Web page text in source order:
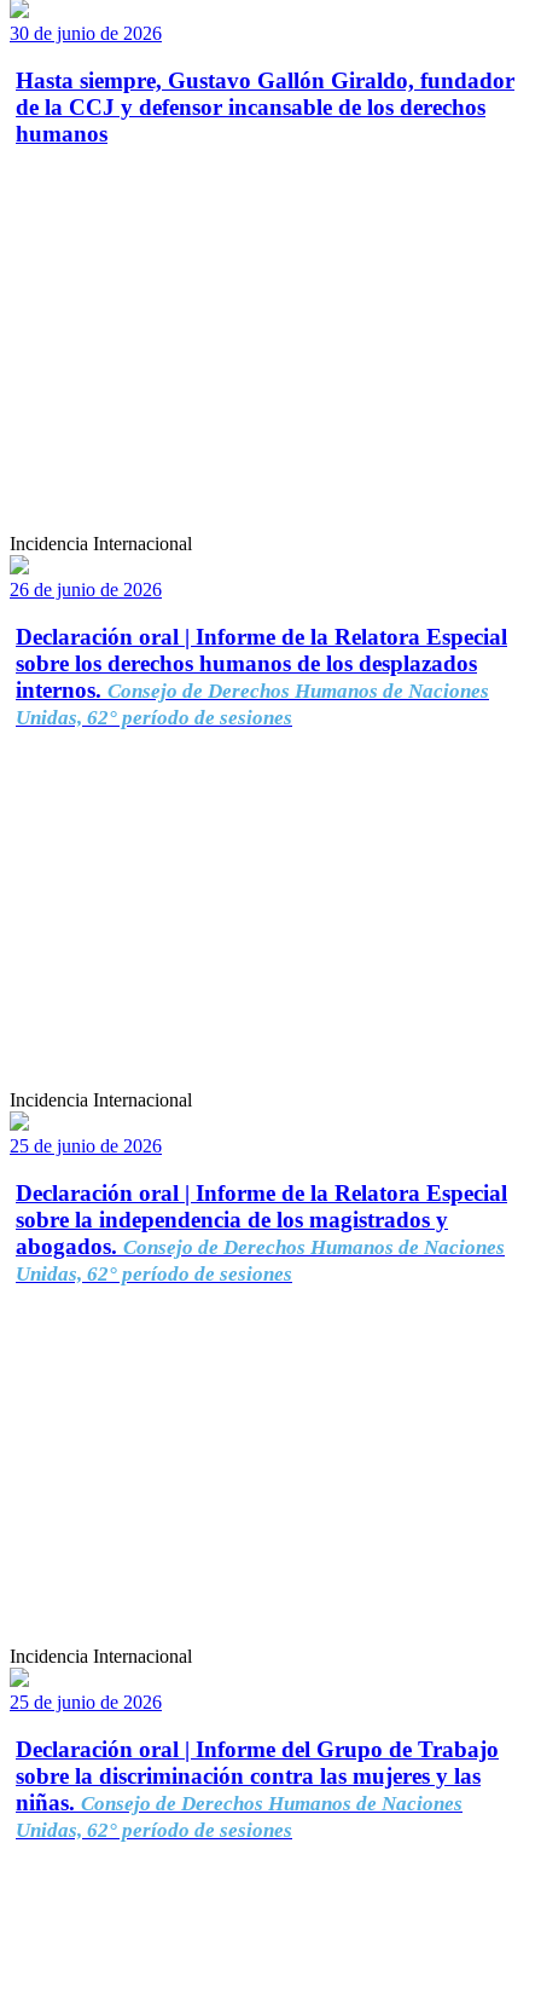
30 de junio de 2026
Hasta siempre, Gustavo Gallón Giraldo, fundador
de la CCJ y defensor incansable de los derechos
humanos
Incidencia Internacional
26 de junio de 2026
Declaración oral | Informe de la Relatora Especial
sobre los derechos humanos de los desplazados
internos. Consejo de Derechos Humanos de Naciones
Unidas, 62° período de sesiones
Incidencia Internacional
25 de junio de 2026
Declaración oral | Informe de la Relatora Especial
sobre la independencia de los magistrados y
abogados. Consejo de Derechos Humanos de Naciones
Unidas, 62° período de sesiones
Incidencia Internacional
25 de junio de 2026
Declaración oral | Informe del Grupo de Trabajo
sobre la discriminación contra las mujeres y las
niñas. Consejo de Derechos Humanos de Naciones
Unidas, 62° período de sesiones